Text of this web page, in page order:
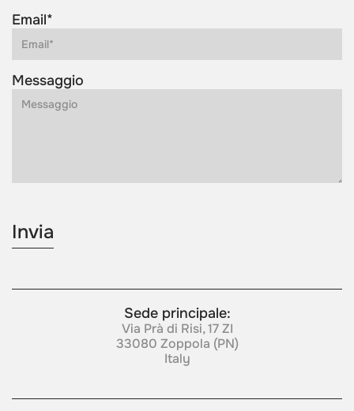
Email*
Messaggio
Sede principale:
Via Prà di Risi, 17 ZI
33080 Zoppola (PN)
Italy